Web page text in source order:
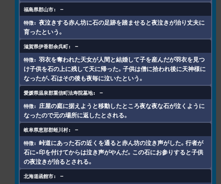
－
夜泣きする赤ん坊に石の足跡を踏ませると夜泣きが治り丈夫に
育ったという。
－
羽衣を奪われた天女が人間と結婚して子を産んだが羽衣を見つ
け子供を石の上に残して天に帰った。子供は僧に拾われ後に天神様に
なったが、石はその後も夜毎に泣いたという。
－
庄屋の庭に据えようと移動したところ夜な夜な石が泣くように
なったので元の場所に返したとされる。
－
峠道にあった石の近くを通ると赤ん坊の泣き声がした。行者が
石に×印を付けてからは泣き声がやんだ。この石にお参りすると子供
の夜泣きが治るとされる。
－